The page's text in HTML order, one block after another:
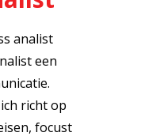
analist
een
richt op
focust